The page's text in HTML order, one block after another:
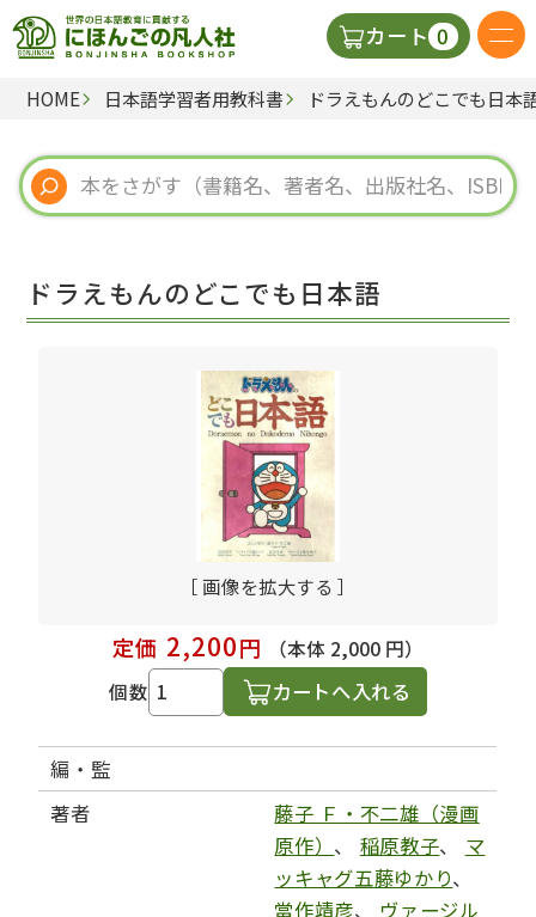
カート 0
日本語の教科書
視聴覚・補助教材
教師用参考書
HOME 日本語学習者用教科書 ドラえもんのどこでも日本
ドラえもんのどこでも日本語
［ 画像を拡大する ］
定価 2,200円
（本体 2,000 円）
個数
カートへ入れる
編・監
著者
藤子 Ｆ・不二雄（漫画
原作） 、 稲原教子、 マ
ッキャグ五藤ゆかり、
當作靖彦、 ヴァージル